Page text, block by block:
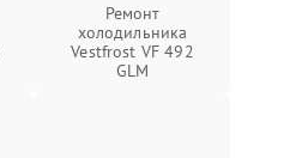
Ремонт
холодильника
Vestfrost VF 492
GLM